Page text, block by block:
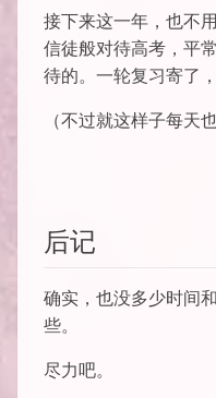
接下来这一年，也不
信徒般对待高考，平
待的。 一轮复习寄了
（不过就这样子每天
后记
确实，也没多少时间
些。
尽力吧。